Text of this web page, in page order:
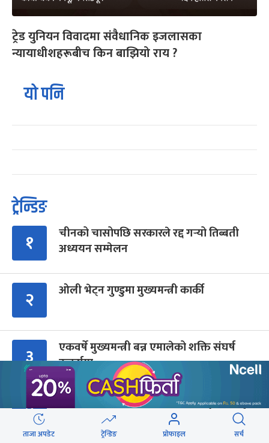
ट्रेड युनियन विवादमा संवैधानिक इजलासका
न्यायाधीशहरूबीच किन बाझियो राय ?
यो पनि
ट्रेन्डिङ
१
चीनको चासोपछि सरकारले रद्द गर्‍यो तिब्बती
अध्ययन सम्मेलन
२ ओली भेट्न गुण्डुमा मुख्यमन्त्री कार्की
३
एकवर्षे मुख्यमन्त्री बन्न एमालेको शक्ति संघर्ष
उत्कर्षमा
४
‘भेलामा गएकै कारण जनप्रतिनिधिलाई कारबाही
ताजा अपडेट ट्रेन्डिङ प्रोफाइल सर्च